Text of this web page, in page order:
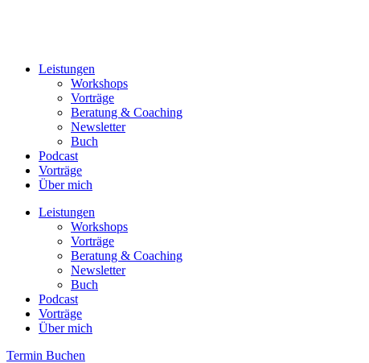
Leistungen
Workshops
Vorträge
Beratung & Coaching
Newsletter
Buch
Podcast
Vorträge
Über mich
Leistungen
Workshops
Vorträge
Beratung & Coaching
Newsletter
Buch
Podcast
Vorträge
Über mich
Termin Buchen